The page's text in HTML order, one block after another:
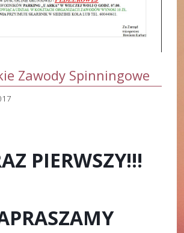
Zawody Spinningowe
PIERWSZY!!!